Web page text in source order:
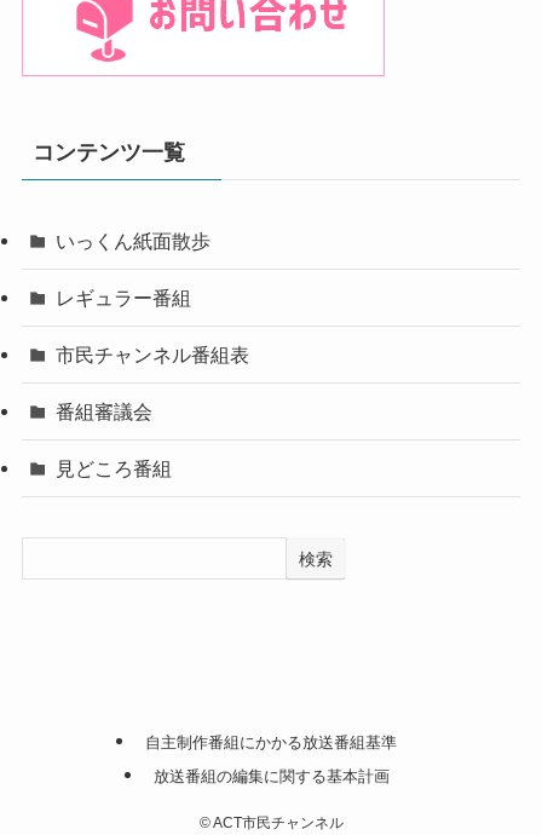
コンテンツ一覧
いっくん紙面散歩
レギュラー番組
市民チャンネル番組表
番組審議会
見どころ番組
検索
自主制作番組にかかる放送番組基準
放送番組の編集に関する基本計画
©ACT市民チャンネル